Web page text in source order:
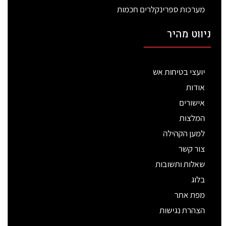
מערכות ספרינקלרים חכמות
ניווט מהיר
יועצי בטיחות אש
אודות
אישורים
המלצות
למען הקהילה
צור קשר
שאלות ותשובות
בלוג
מפת אתר
הצהרת נגישות